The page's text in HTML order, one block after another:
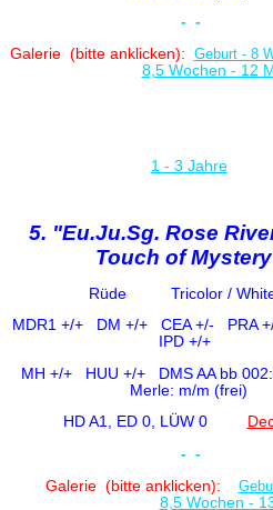
- -
Galerie (bitte anklicken): Geburt - 8
8,5 Wochen - 12
1 - 3 Jahre
5. "Eu.Ju.Sg. Rose
Touch of
Rüde Tricolor /
MDR1 +/+
DM +/+ CEA +/-
PRA
IPD +/+
MH +/+ HUU +/+ DMS AA bb
Merle: m/m (frei)
HD A1, ED 0, LÜW 0
- -
Galerie (bitte anklicken):
8,5 Wochen -